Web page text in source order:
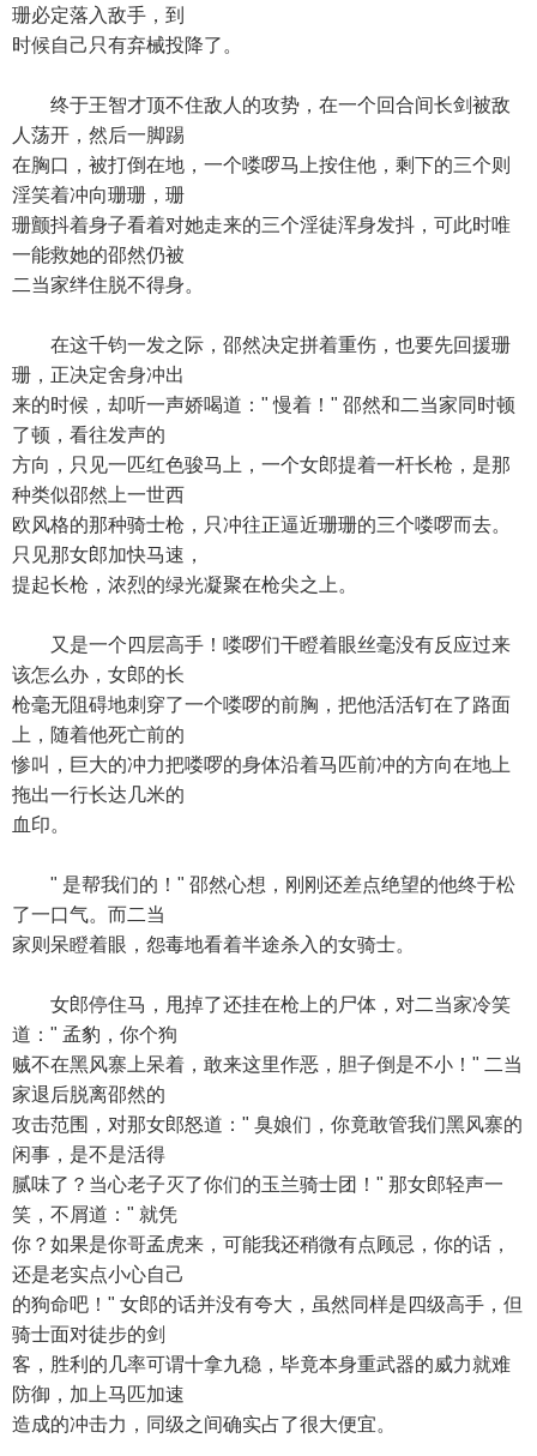
珊必定落入敌手，到
时候自己只有弃械投降了。
终于王智才顶不住敌人的攻势，在一个回合间长剑被敌
人荡开，然后一脚踢
在胸口，被打倒在地，一个喽啰马上按住他，剩下的三个则
淫笑着冲向珊珊，珊
珊颤抖着身子看着对她走来的三个淫徒浑身发抖，可此时唯
一能救她的邵然仍被
二当家绊住脱不得身。
在这千钧一发之际，邵然决定拼着重伤，也要先回援珊
珊，正决定舍身冲出
来的时候，却听一声娇喝道：" 慢着！" 邵然和二当家同时顿
了顿，看往发声的
方向，只见一匹红色骏马上，一个女郎提着一杆长枪，是那
种类似邵然上一世西
欧风格的那种骑士枪，只冲往正逼近珊珊的三个喽啰而去。
只见那女郎加快马速，
提起长枪，浓烈的绿光凝聚在枪尖之上。
又是一个四层高手！喽啰们干瞪着眼丝毫没有反应过来
该怎么办，女郎的长
枪毫无阻碍地刺穿了一个喽啰的前胸，把他活活钉在了路面
上，随着他死亡前的
惨叫，巨大的冲力把喽啰的身体沿着马匹前冲的方向在地上
拖出一行长达几米的
血印。
" 是帮我们的！" 邵然心想，刚刚还差点绝望的他终于松
了一口气。而二当
家则呆瞪着眼，怨毒地看着半途杀入的女骑士。
女郎停住马，甩掉了还挂在枪上的尸体，对二当家冷笑
道：" 孟豹，你个狗
贼不在黑风寨上呆着，敢来这里作恶，胆子倒是不小！" 二当
家退后脱离邵然的
攻击范围，对那女郎怒道：" 臭娘们，你竟敢管我们黑风寨的
闲事，是不是活得
腻味了？当心老子灭了你们的玉兰骑士团！" 那女郎轻声一
笑，不屑道：" 就凭
你？如果是你哥孟虎来，可能我还稍微有点顾忌，你的话，
还是老实点小心自己
的狗命吧！" 女郎的话并没有夸大，虽然同样是四级高手，但
骑士面对徒步的剑
客，胜利的几率可谓十拿九稳，毕竟本身重武器的威力就难
防御，加上马匹加速
造成的冲击力，同级之间确实占了很大便宜。